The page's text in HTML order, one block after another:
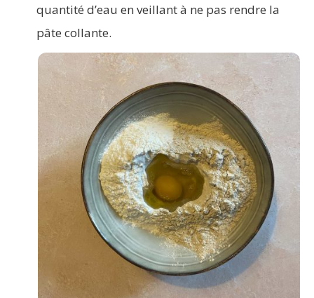
quantité d’eau en veillant à ne pas rendre la
pâte collante.